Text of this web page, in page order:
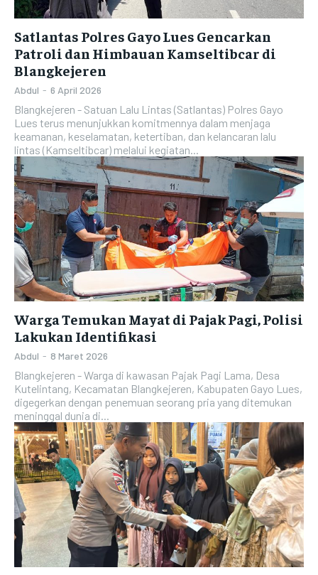
Satlantas Polres Gayo Lues Gencarkan
Patroli dan Himbauan Kamseltibcar di
Blangkejeren
Abdul - 6 April 2026
Blangkejeren - Satuan Lalu Lintas (Satlantas) Polres Gayo
Lues terus menunjukkan komitmennya dalam menjaga
keamanan, keselamatan, ketertiban, dan kelancaran lalu
lintas (Kamseltibcar) melalui kegiatan...
Warga Temukan Mayat di Pajak Pagi, Polisi
Lakukan Identifikasi
Abdul - 8 Maret 2026
Blangkejeren - Warga di kawasan Pajak Pagi Lama, Desa
Kutelintang, Kecamatan Blangkejeren, Kabupaten Gayo Lues,
digegerkan dengan penemuan seorang pria yang ditemukan
meninggal dunia di...